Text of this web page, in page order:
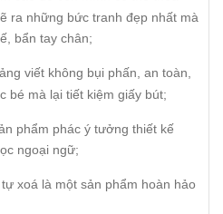
ra những bức tranh đẹp nhất mà
bẩn tay chân;
viết không bụi phấn, an toàn,
bé mà lại tiết kiệm giấy bút;
phẩm phác ý tưởng thiết kế
ngoại ngữ;
xoá là một sản phẩm hoàn hảo